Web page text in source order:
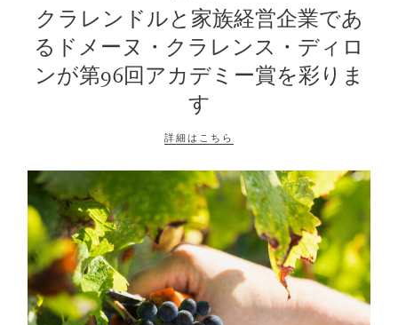
クラレンドルと家族経営企業であ
るドメーヌ・クラレンス・ディロ
ンが第96回アカデミー賞を彩りま
す
詳細はこちら